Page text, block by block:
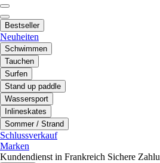
Bestseller
Neuheiten
Schwimmen
Tauchen
Surfen
Stand up paddle
Wassersport
Inlineskates
Sommer / Strand
Schlussverkauf
Marken
Kundendienst in Frankreich Sichere